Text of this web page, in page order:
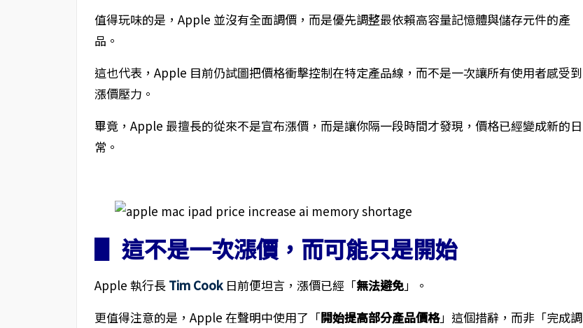
值得玩味的是，Apple 並沒有全面調價，而是優先調整最依賴高容量記憶體與儲存元件的產
品。
這也代表，Apple 目前仍試圖把價格衝擊控制在特定產品線，而不是一次讓所有使用者感受到
漲價壓力。
畢竟，Apple 最擅長的從來不是宣布漲價，而是讓你隔一段時間才發現，價格已經變成新的日
常。
▋ 這不是一次漲價，而可能只是開始
Apple 執行長 Tim Cook日前便坦言，漲價已經「無法避免」。
更值得注意的是，Apple 在聲明中使用了「開始提高部分產品價格」這個措辭，而非「完成調